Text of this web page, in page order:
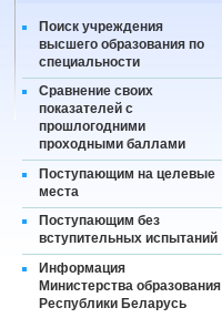
Поиск учреждения
высшего образования по
специальности
Сравнение своих
показателей с
прошлогодними
проходными баллами
Поступающим на целевые
места
Поступающим без
вступительных испытаний
Информация
Министерства образования
Республики Беларусь